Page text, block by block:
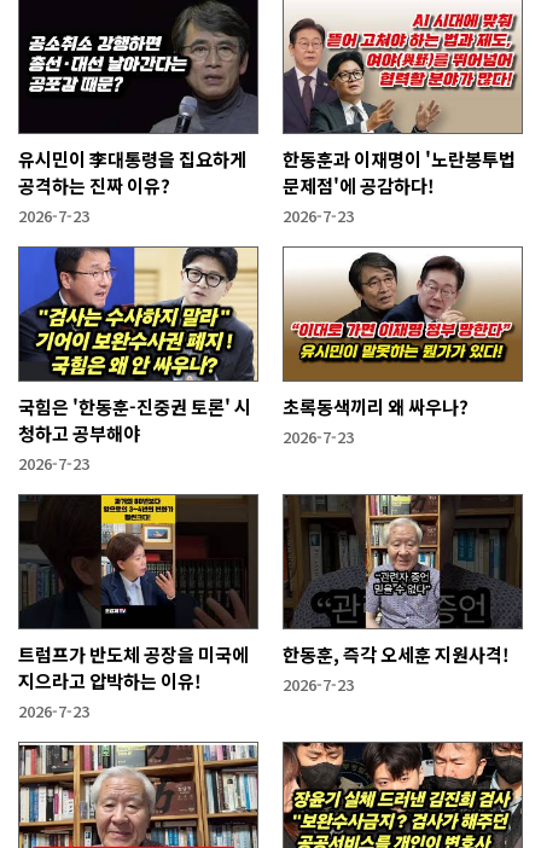
유시민이 李대통령을 집요하게
공격하는 진짜 이유?
2026-7-23
한동훈과 이재명이 '노란봉투법
문제점'에 공감하다!
2026-7-23
국힘은 '한동훈-진중권 토론' 시
청하고 공부해야
2026-7-23
초록동색끼리 왜 싸우나?
2026-7-23
트럼프가 반도체 공장을 미국에
지으라고 압박하는 이유!
2026-7-23
한동훈, 즉각 오세훈 지원사격!
2026-7-23